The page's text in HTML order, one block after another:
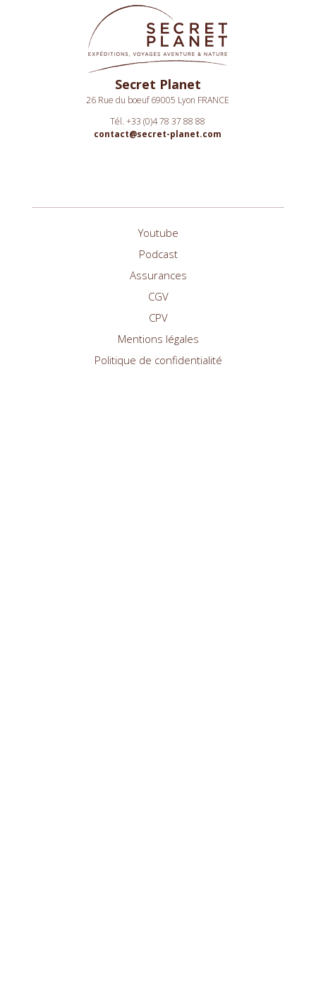
Secret Planet
26 Rue du boeuf 69005 Lyon FRANCE
Tél. +33 (0)4 78 37 88 88
contact@secret-planet.com
Youtube
Podcast
Assurances
CGV
CPV
Mentions légales
Politique de confidentialité